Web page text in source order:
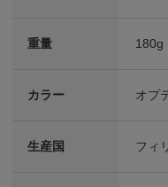
重量 180g
カラー オプ
生産国 フィ